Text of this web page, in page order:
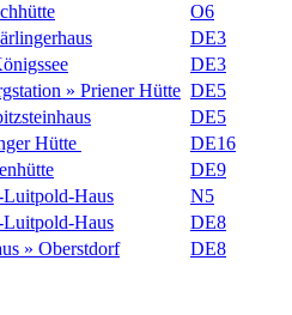
O6
DE3
DE3
» Priener Hütte DE5
DE5
Hütte
DE16
DE9
Luitpold-Haus
N5
Luitpold-Haus
DE8
» Oberstdorf DE8